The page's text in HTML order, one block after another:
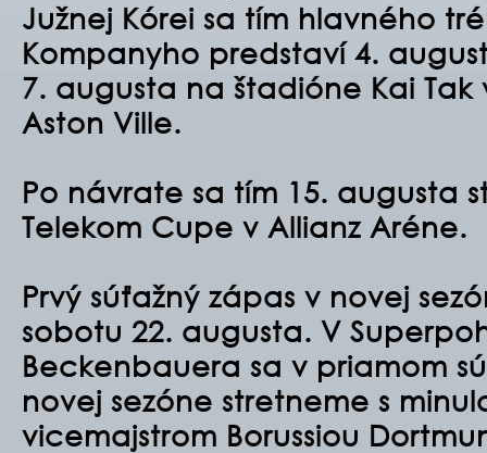
Južnej Kórei sa tím hlavného
Kompanyho predstaví 4.
7. augusta na štadióne Kai
Aston Ville.
Po návrate sa tím 15. augusta
Telekom Cupe v Allianz Aréne.
Prvý súťažný zápas v novej
sobotu 22. augusta. V
Beckenbauera sa v priamom
novej sezóne stretneme s
vicemajstrom Borussiou